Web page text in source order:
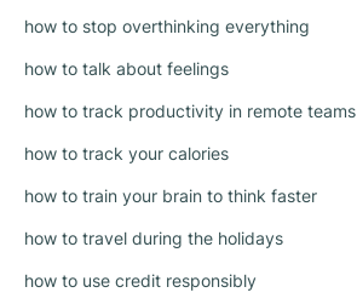
how to stop overthinking everything
how to talk about feelings
how to track productivity in remote teams
how to track your calories
how to train your brain to think faster
how to travel during the holidays
how to use credit responsibly